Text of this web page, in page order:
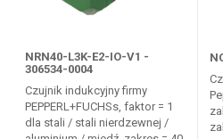
NRN40-L3K-E2-IO-V1 -
306534-0004
Czujnik indukcyjny firmy
PEPPERL+FUCHSs, faktor = 1
dla stali / stali nierdzewnej /